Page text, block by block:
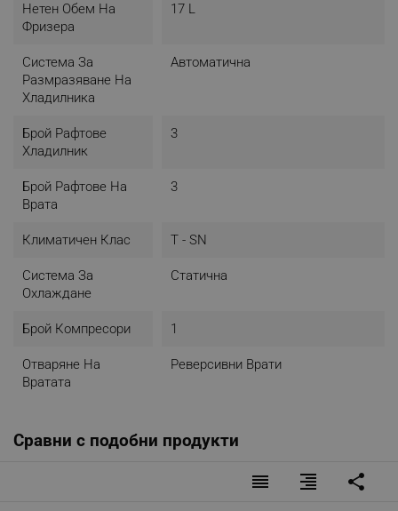
Нетен Обем На
Фризера
17 L
Система За
Размразяване На
Хладилника
Автоматична
Брой Рафтове
Хладилник
3
Брой Рафтове На
Врата
3
Климатичен Клас T - SN
Система За
Охлаждане
Статична
Брой Компресори 1
Отваряне На
Вратата
Реверсивни Врати
Сравни с подобни продукти
reorder format_align_right share